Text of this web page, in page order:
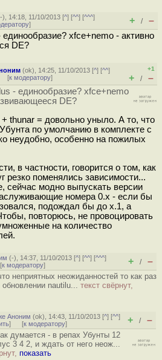
-), 14:18, 11/10/2013 [^] [^^] [^^^]
] + / –
xfce+nemo - активно
DE?
(ok), 14:25, 11/10/2013 [^] [^^]
[к модератору]
+1
+ / –
- единообразие? xfce+nemo
DE?
thunar = довольно уныло. А то, что
по умолчанию в комплекте с
неудобно, особенно на пожилых
в частности, говорится о том, как
резко поменялись зависимости...
сейчас модно выпускать версии
номера 0.х - если бы
подождал бы до х.1, а
повторюсь, не провоцировать
на количество
(-), 14:37, 11/10/2013 [^] [^^] [^^^]
к модератору] + / –
неприятных неожиданностей то как раз
nautilu... текст свёрнут,
Аноним (ok), 14:43, 11/10/2013 [^] [^^]
] [к модератору] + / –
думается - в репах Убунты 12
3 4 2, и ждать от него неож...
показать